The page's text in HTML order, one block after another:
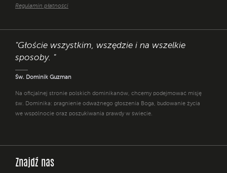
Regulamin płatności
"Głoście wszystkim, wszędzie i na wszelkie
sposoby. "
Św. Dominik Guzman
Na oficjalnej stronie polskich dominikanów, chcemy podejmować misję
św. Dominika: pragnienie odważnego głoszenia Boga, budowanie życia
we wspólnocie oraz poszukiwania prawdy w świecie.
Znajdź nas